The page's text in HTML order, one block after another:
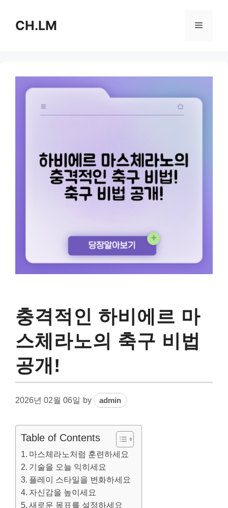
contentCH.LM Menu
충격적인 하비에르 마
스체라노의 축구 비법
공개!
2026년 02월 06일 by admin
Table of Contents
마스체라노처럼 훈련하세요
기술을 오늘 익히세요
플레이 스타일을 변화하세요
자신감을 높이세요
새로운 목표를 설정하세요